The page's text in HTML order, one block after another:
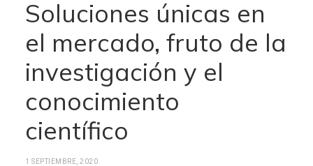
Soluciones únicas en
el mercado, fruto de la
investigación y el
conocimiento
científico
1 SEPTIEMBRE, 2020